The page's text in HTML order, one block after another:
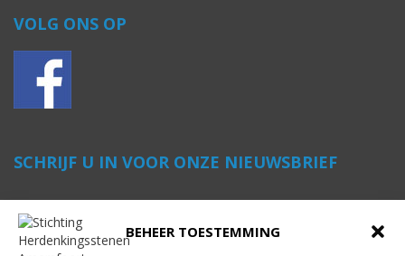
BEHEER TOESTEMMING
VOLG ONS OP
SCHRIJF U IN VOOR ONZE NIEUWSBRIEF
Voornaam